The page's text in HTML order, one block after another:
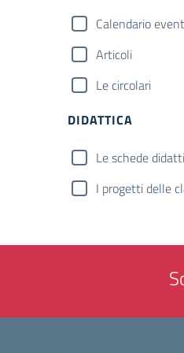
Calendario
Articoli
Le circolari
DIDATTICA
Le schede
I progetti delle